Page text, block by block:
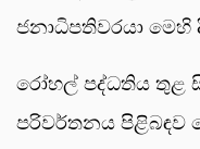
ජනාධිපතිවරයා
රෝහල් පද්ධතිය තුළ
පරිවර්තනය පිළිබඳව